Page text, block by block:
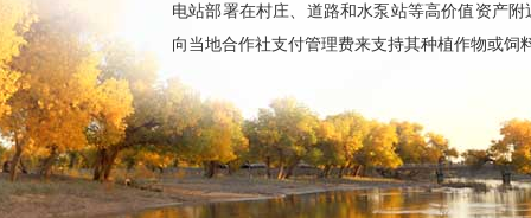
电站部署在村庄、道路和水泵站等高价值资产
向当地合作社支付管理费来支持其种植作物或饲